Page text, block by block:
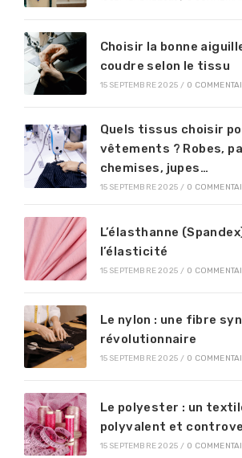
Choisir la bonne
coudre selon le tissu
15 SEPTEMBRE 2025 / 0
Quels tissus choisir
vêtements ? Robes,
chemises, jupes…
15 SEPTEMBRE 2025 / 0
L’élasthanne
l’élasticité
15 SEPTEMBRE 2025 / 0
Le nylon : une fibre
révolutionnaire
15 SEPTEMBRE 2025 / 0
Le polyester : un
polyvalent et
15 SEPTEMBRE 2025 / 0